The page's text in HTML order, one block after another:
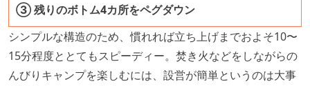
③ 残りのボトム4カ所をペグダウン
シンプルな構造のため、慣れれば立ち上げまでおよそ10〜
15分程度ととてもスピーディー。焚き火などをしながらの
んびりキャンプを楽しむには、設営が簡単というのは大事